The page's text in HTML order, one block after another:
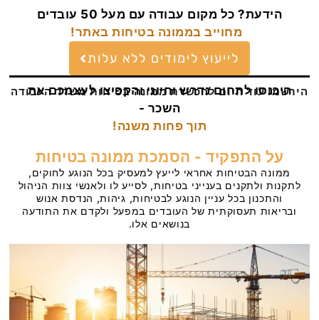
הידעת? כל מקום עבודה עם מעל 50 עובדים
מחוייב בממונה בטיחות באתר!
לייעוץ לימודים ללא עלות
הירשמו עוד היום להכשרת ממונה בטיחות משרד העבודה
היכנסו לתחום נדרש וחיוני והקפיצו לעצמכם את
השכר -
תוך פחות משנה!
על התפקיד - הסמכת ממונה בטיחות
ממונה הבטיחות אחראי לייעץ למעסיק בכל הנוגע לחוקים,
לתקנות ולתקנים בענייני בטיחות, לסייע לו ולאנשי צוות הניהול
והתכנון בכל עניין הנוגע לבטיחות, גיהות, הנדסת אנוש
ובריאות תעסוקתית של העובדים במפעל ולקדם את התודעה
בנושאים אלו.